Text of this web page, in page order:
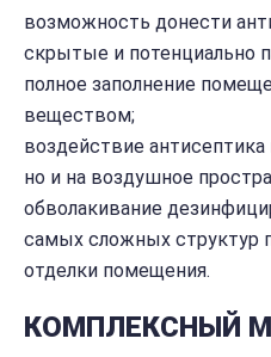
возможность донести
скрытые и потенциально
полное заполнение
веществом;
воздействие
но и на воздушное
обволакивание
самых сложных структур
отделки помещения.
КОМПЛЕКСНЫЙ